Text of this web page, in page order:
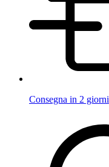
Consegna in 2 giorni